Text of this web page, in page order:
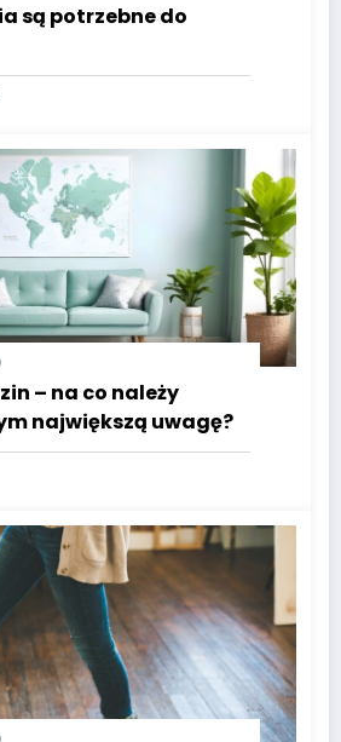
są potrzebne do
– na co należy
największą uwagę?